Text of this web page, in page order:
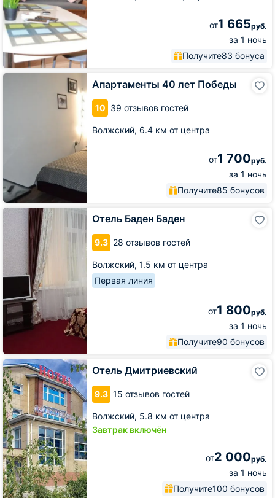
от1 665руб.
за 1 ночь
Получите83 бонуса
Апартаменты 40 лет Победы
10 39 отзывов гостей
Волжский, 6.4 км от центра
от1 700руб.
за 1 ночь
Получите85 бонусов
Апартаменты
Отель Баден Баден
9.3 28 отзывов гостей
Волжский, 1.5 км от центра
Первая линия
от1 800руб.
за 1 ночь
Получите90 бонусов
Отель
Баден
Отель Дмитриевский
9.3 15 отзывов гостей
Волжский, 5.8 км от центра
Завтрак включён
от2 000руб.
за 1 ночь
Получите100 бонусов
Отель
Дмитриевский